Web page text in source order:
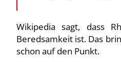
Wikipedia sagt, dass
Beredsamkeit ist. Das
schon auf den Punkt.